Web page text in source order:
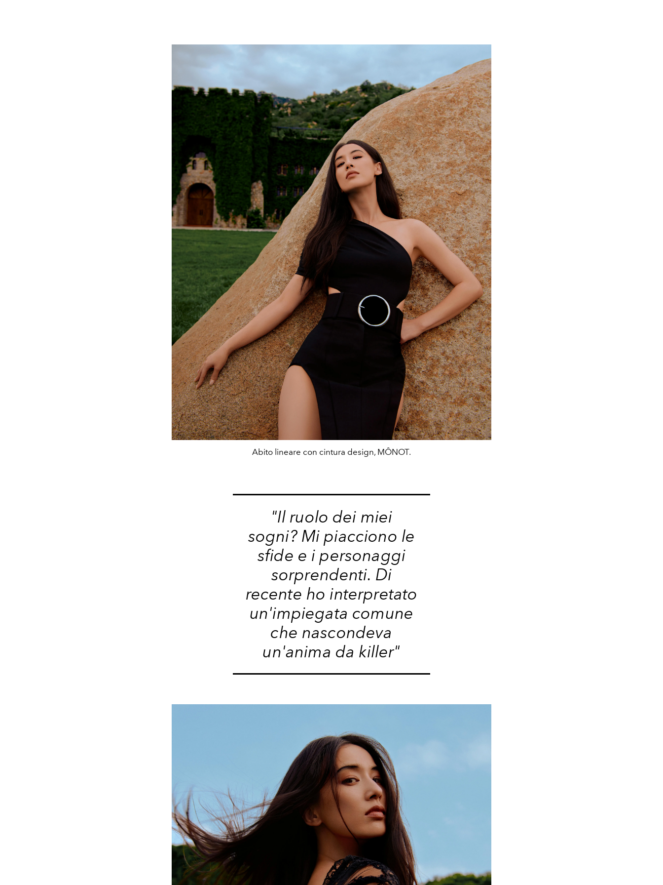
Abito lineare con cintura design, MÔNOT.
"Il ruolo dei miei
sogni? Mi piacciono le
sfide e i personaggi
sorprendenti. Di
recente ho interpretato
un'impiegata comune
che nascondeva
un'anima da killer"